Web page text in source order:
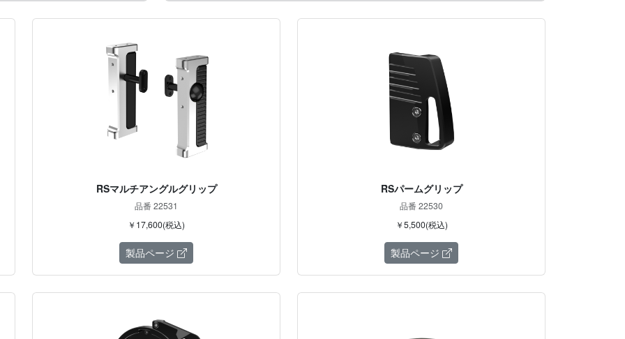
RSマルチアングルグリップ
品番 22531
￥17,600(税込)
製品ページ
RSパームグリップ
品番 22530
￥5,500(税込)
製品ページ